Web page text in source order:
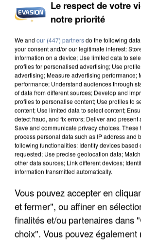
MAFIA INTERPELLÉ EN ALGÉRIE
UN SECOND CADRE DE LA DZ
INTERPELLÉ EN ALGÉRIE
Le respect de votre
notre priorité
We and our (447) partnersdo the following
your consent and/or our legitimate interest:
information on a device; Use limited data to
profiles for personalised advertising; Use
advertising; Measure advertising performance;
performance; Understand audiences through
of data from different sources; Develop and
profiles to personalise content; Use profiles to
content; Use limited data to select content;
detect fraud, and fix errors; Deliver and
Save and communicate privacy choices.
process personal data such as IP address and
following functionalities: Identify devices based
requested; Use precise geolocation data;
other data sources; Link different devices;
information transmitted automatically.
Vous pouvez accepter en
et fermer", ou affiner en
finalités et/ou partenaires dans
choix". Vous pouvez également